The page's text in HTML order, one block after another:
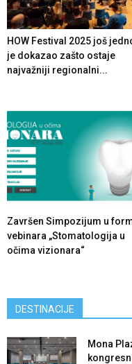
HOW Festival 2025 još
je dokazao zašto ostaje
najvažniji regionalni...
Završen Simpozijum u
vebinara „Stomatologija u
očima vizionara“
DESTINACIJE
Mona